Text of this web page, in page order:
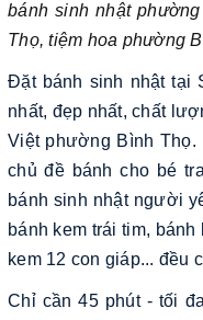
bánh sinh nhật
Thọ, tiệm hoa phường
Đặt bánh sinh nhật tại
nhất, đẹp nhất, chất
Việt phường Bình Thọ.
chủ đề bánh cho bé
bánh sinh nhật người
bánh kem trái tim,
kem 12 con giáp... đều
Chỉ cần 45 phút - tối